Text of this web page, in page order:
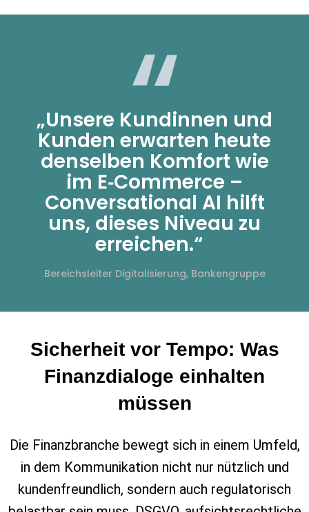
„Unsere Kundinnen und
Kunden erwarten heute
denselben Komfort wie
im E‑Commerce –
Conversational AI hilft
uns, dieses Niveau zu
erreichen.“
Bereichsleiter Digitalisierung, Bankengruppe
Sicherheit vor Tempo: Was
Finanzdialoge einhalten
müssen
Die Finanzbranche bewegt sich in einem Umfeld,
in dem Kommunikation nicht nur nützlich und
kundenfreundlich, sondern auch regulatorisch